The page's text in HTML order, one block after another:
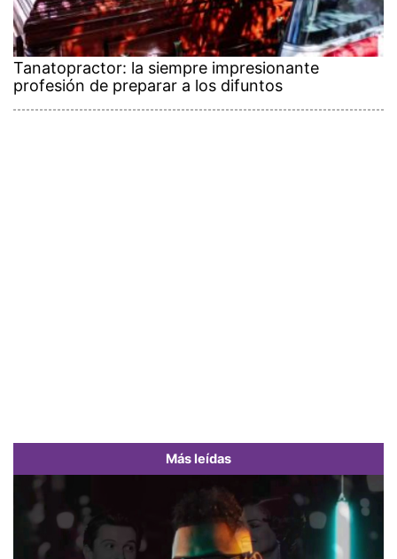
Tanatopractor: la siempre impresionante
profesión de preparar a los difuntos
Más leídas